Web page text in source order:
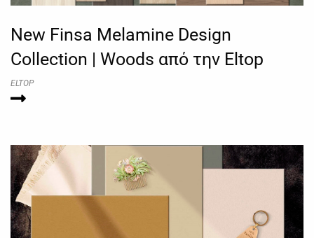
New Finsa Melamine Design
Collection | Woods από την Eltop
ELTOP